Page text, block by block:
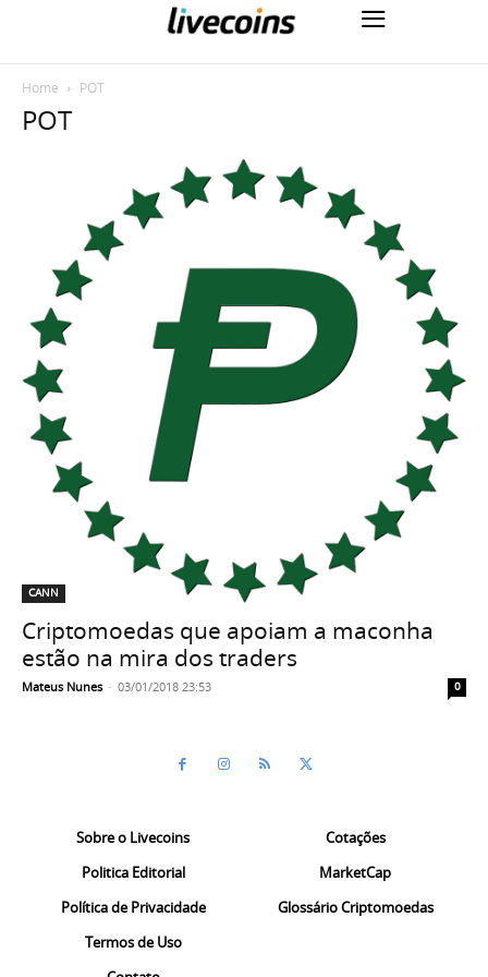
Home POT
POT
CANN
Criptomoedas que apoiam a maconha
estão na mira dos traders
Mateus Nunes - 03/01/2018 23:53 0
Sobre o Livecoins
Politica Editorial
Política de Privacidade
Termos de Uso
Cotações
MarketCap
Glossário Criptomoedas